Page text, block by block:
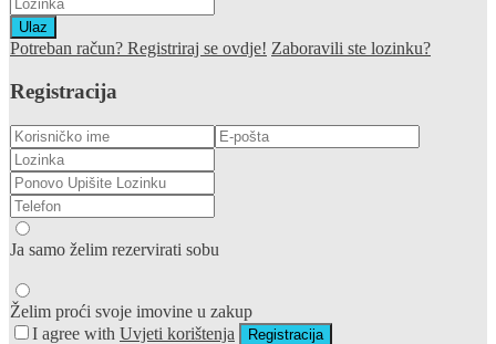
Ulaz
Potreban račun? Registriraj se ovdje! Zaboravili ste lozinku?
Registracija
Ja samo želim rezervirati sobu
Želim proći svoje imovine u zakup
I agree with Uvjeti korištenja Registracija